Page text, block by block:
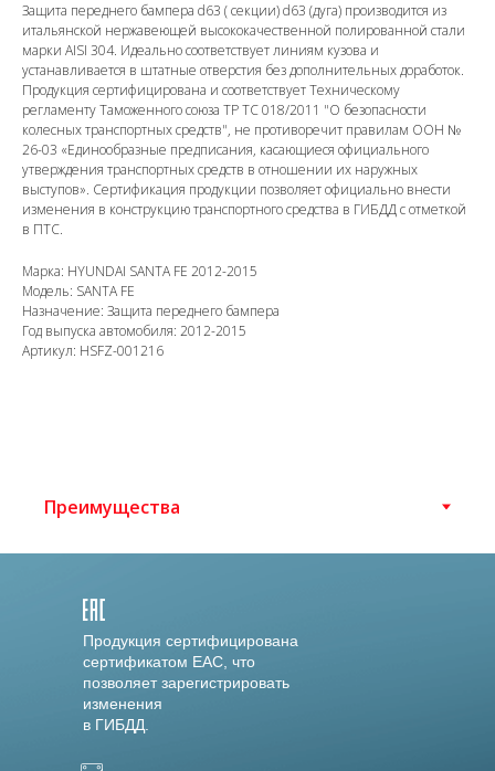
Защита переднего бампера d63 ( секции) d63 (дуга) производится из
итальянской нержавеющей высококачественной полированной стали
марки AISI 304. Идеально соответствует линиям кузова и
устанавливается в штатные отверстия без дополнительных доработок.
Продукция сертифицирована и соответствует Техническому
регламенту Таможенного союза ТР ТС 018/2011 "О безопасности
колесных транспортных средств", не противоречит правилам ООН №
26-03 «Единообразные предписания, касающиеся официального
утверждения транспортных средств в отношении их наружных
выступов». Сертификация продукции позволяет официально внести
изменения в конструкцию транспортного средства в ГИБДД с отметкой
в ПТС.
Марка: HYUNDAI SANTA FE 2012-2015
Модель: SANTA FE
Назначение: Защита переднего бампера
Год выпуска автомобиля: 2012-2015
Артикул: HSFZ-001216
Продукция сертифицирована
сертификатом EAC, что
позволяет зарегистрировать
изменения
в ГИБДД.